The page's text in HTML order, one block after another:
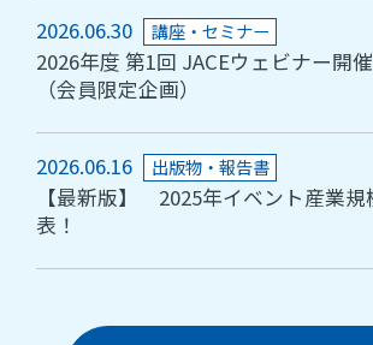
2026.06.30 講座・セミナー
2026年度 第1回 JACEウェビナー開
（会員限定企画）
2026.06.16 出版物・報告書
【最新版】 2025年イベント産業規
表！